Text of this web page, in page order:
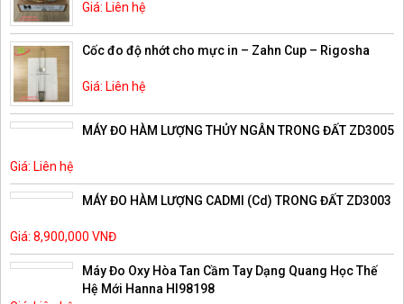
Giá: Liên hệ
Cốc đo độ nhớt cho mực in – Zahn Cup – Rigosha
Giá: Liên hệ
MÁY ĐO HÀM LƯỢNG THỦY NGÂN TRONG ĐẤT ZD3005
Giá: Liên hệ
MÁY ĐO HÀM LƯỢNG CADMI (Cd) TRONG ĐẤT ZD3003
Giá: 8,900,000 VNĐ
Máy Đo Oxy Hòa Tan Cầm Tay Dạng Quang Học Thế
Hệ Mới Hanna HI98198